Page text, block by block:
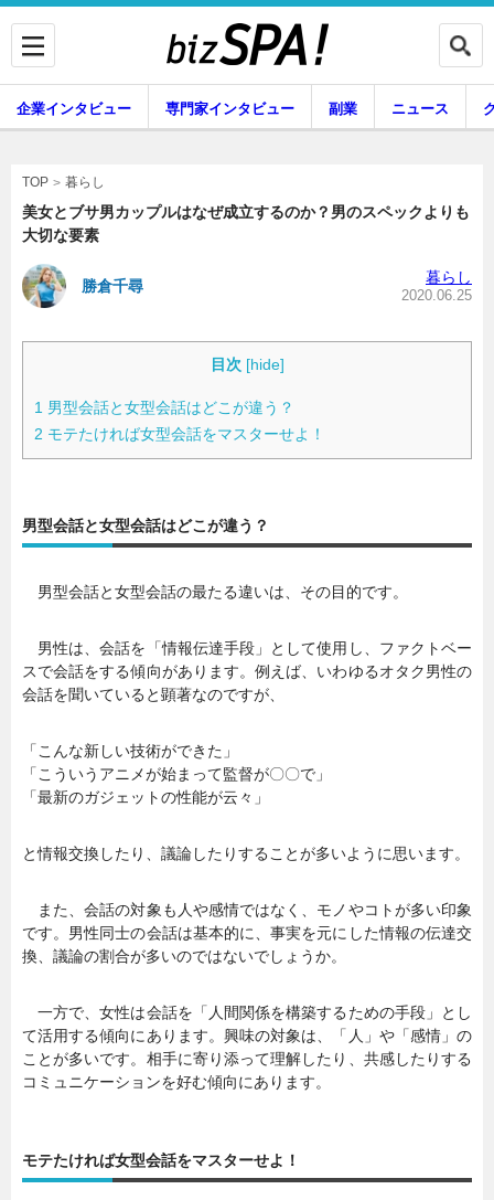
専門家インタビュー
グルメ
暮らし
企業インタビュー 専門家インタビュー 副業 ニュース
TOP 暮らし
美女とブサ男カップルはなぜ成立するのか？男のスペックよりも
大切な要素
勝倉千尋 暮らし
2020.06.25
目次 [hide]
1 男型会話と女型会話はどこが違う？
2 モテたければ女型会話をマスターせよ！
男型会話と女型会話はどこが違う？
男型会話と女型会話の最たる違いは、その目的です。
男性は、会話を「情報伝達手段」として使用し、ファクトベー
スで会話をする傾向があります。例えば、いわゆるオタク男性の
会話を聞いていると顕著なのですが、
「こんな新しい技術ができた」
「こういうアニメが始まって監督が〇〇で」
「最新のガジェットの性能が云々」
と情報交換したり、議論したりすることが多いように思います。
また、会話の対象も人や感情ではなく、モノやコトが多い印象
です。男性同士の会話は基本的に、事実を元にした情報の伝達交
換、議論の割合が多いのではないでしょうか。
一方で、女性は会話を「人間関係を構築するための手段」とし
て活用する傾向にあります。興味の対象は、「人」や「感情」の
ことが多いです。相手に寄り添って理解したり、共感したりする
コミュニケーションを好む傾向にあります。
モテたければ女型会話をマスターせよ！